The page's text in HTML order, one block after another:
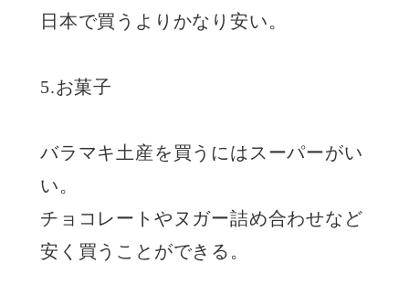
日本で買うよりかなり安い。
5.お菓子
バラマキ土産を買うにはスーパーがい
い。
チョコレートやヌガー詰め合わせなど
安く買うことができる。